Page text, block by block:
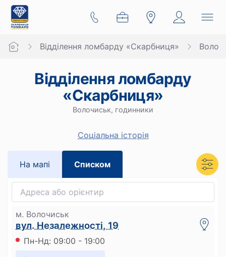
Відділення ломбарду «Скарбниця»
Відділення ломбарду
«Скарбниця»
Волочиськ, годинники
Cоціальна історія
На мапi Списком
м. Волочиськ
вул. Незалежності, 19
Пн-Нд: 09:00 - 19:00